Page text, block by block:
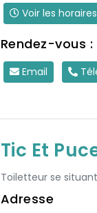
Voir les
Rendez-vous
Email
Tic Et
Toiletteur se
Adresse